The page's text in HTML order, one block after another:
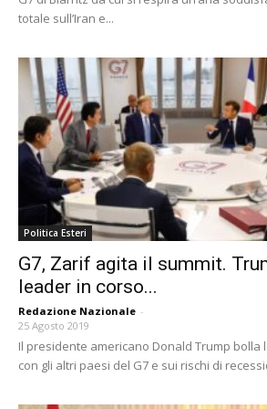
totale sull’Iran e...
Politica Esteri
G7, Zarif agita il summit.
leader in corso...
Redazione Nazionale -
25 Agosto 2019
Il presidente americano Donald Trump bolla
con gli altri paesi del G7 e sui rischi di